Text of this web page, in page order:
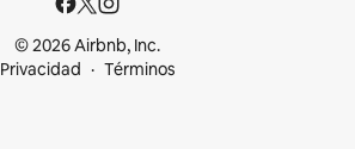
© 2026 Airbnb, Inc.
Privacidad
Términos